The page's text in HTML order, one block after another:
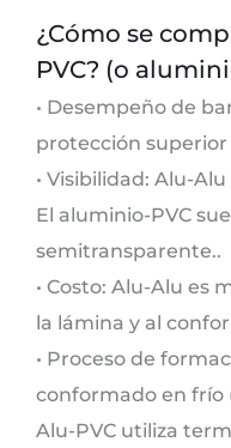
¿Cómo se
PVC? (o
• Desempeño de
protección
• Visibilidad: Alu-
El aluminio-PVC
semitransparente..
• Costo: Alu-Alu es
la lámina y al
• Proceso de
conformado en frío
Alu-PVC utiliza